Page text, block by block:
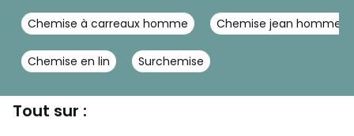
Chemise à carreaux homme Chemise jean homme
Chemise en lin Surchemise
Tout sur :